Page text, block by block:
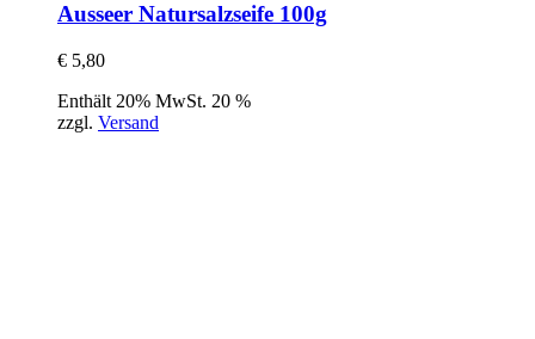
Ausseer Natursalzseife 100g
€ 5,80
Enthält 20% MwSt. 20 %
zzgl. Versand